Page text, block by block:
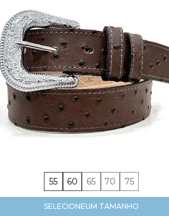
55 60 65 70 75
SELECIONEUM TAMANHO